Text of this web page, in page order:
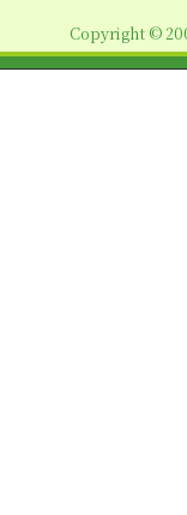
ン
Copyright ©